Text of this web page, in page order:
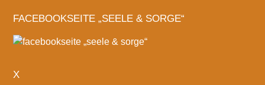
FACEBOOKSEITE „SEELE & SORGE“
X